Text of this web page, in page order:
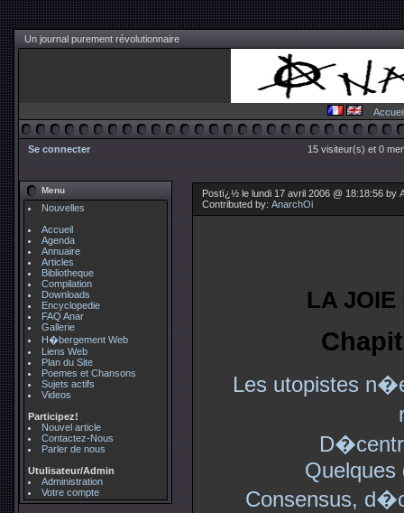
Un journal purement révolutionnaire
Accueil
Se connecter 15 visiteur(s) et 0
Menu
Nouvelles
Accueil
Agenda
Annuaire
Articles
Bibliotheque
Compilation
Downloads
Encyclopedie
FAQ Anar
Gallerie
H�bergement Web
Liens Web
Plan du Site
Poemes et Chansons
Sujets actifs
Videos
Participez!
Nouvel article
Contactez-Nous
Parler de nous
Utulisateur/Admin
Administration
Votre compte
Postï¿½ le lundi 17 avril 2006 @ 18:18:56 by
Contributed by: AnarchOi
LA
Les utopistes
Quelques
Consensus,